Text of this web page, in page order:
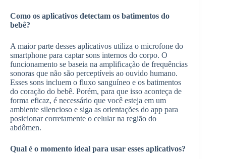
Como os aplicativos detectam os batimentos do
bebê?
A maior parte desses aplicativos utiliza o microfone do
smartphone para captar sons internos do corpo. O
funcionamento se baseia na amplificação de frequências
sonoras que não são perceptíveis ao ouvido humano.
Esses sons incluem o fluxo sanguíneo e os batimentos
do coração do bebê. Porém, para que isso aconteça de
forma eficaz, é necessário que você esteja em um
ambiente silencioso e siga as orientações do app para
posicionar corretamente o celular na região do
abdômen.
Qual é o momento ideal para usar esses aplicativos?